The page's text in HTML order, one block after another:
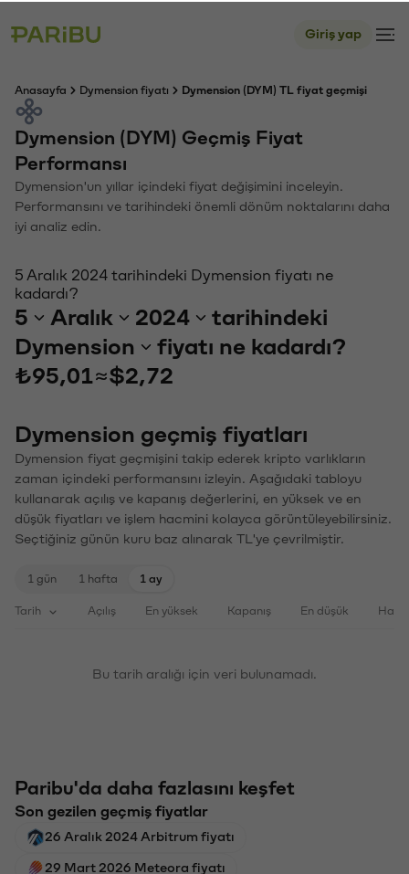
Giriş yap
Anasayfa Dymension fiyatı Dymension (DYM) TL fiyat geçmişi
Dymension (DYM) Geçmiş Fiyat
Performansı
Dymension'un yıllar içindeki fiyat değişimini inceleyin.
Performansını ve tarihindeki önemli dönüm noktalarını daha
iyi analiz edin.
5 Aralık 2024 tarihindeki Dymension fiyatı ne
kadardı?
5 Aralık 2024
tarihindeki
Dymension
fiyatı ne kadardı?
₺95,01 ≈$2,72
Dymension geçmiş fiyatları
Dymension fiyat geçmişini takip ederek kripto varlıkların
zaman içindeki performansını izleyin. Aşağıdaki tabloyu
kullanarak açılış ve kapanış değerlerini, en yüksek ve en
düşük fiyatları ve işlem hacmini kolayca görüntüleyebilirsiniz.
Seçtiğiniz günün kuru baz alınarak TL'ye çevrilmiştir.
1 gün 1 hafta 1 ay
Tarih Açılış En yüksek Kapanış En düşük
Bu tarih aralığı için veri bulunamadı.
Paribu'da daha fazlasını keşfet
Son gezilen geçmiş fiyatlar
26 Aralık 2024 Arbitrum fiyatı
29 Mart 2026 Meteora fiyatı